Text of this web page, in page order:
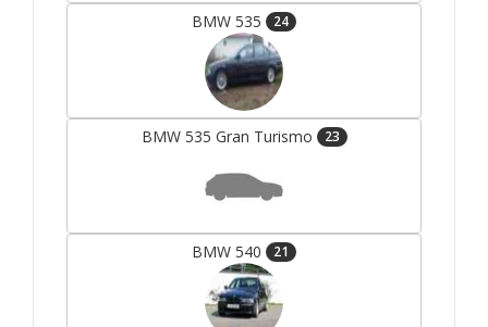
BMW 535 24
BMW 535 Gran Turismo 23
BMW 540 21